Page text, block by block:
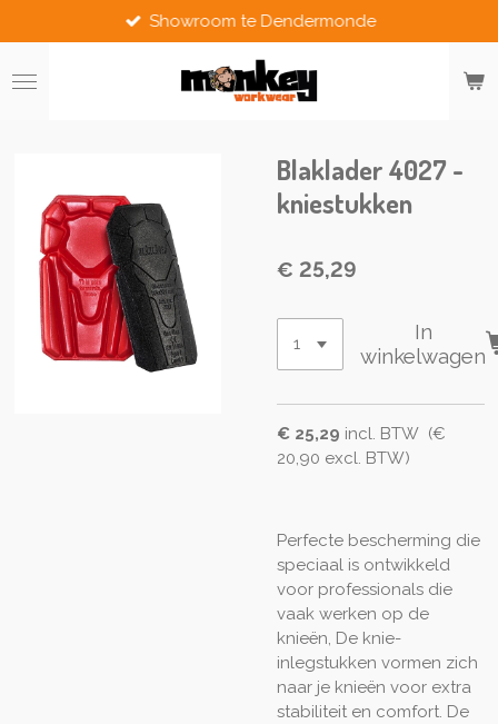
direct
naar
de
Showroom te Dendermonde
Blaklader 4027 -
kniestukken
€ 25,29
In
winkelwagen
€ 25,29 incl. BTW (€
20,90 excl. BTW)
Perfecte bescherming die
speciaal is ontwikkeld
voor professionals die
vaak werken op de
knieën, De knie-
inlegstukken vormen zich
naar je knieën voor extra
stabiliteit en comfort. De